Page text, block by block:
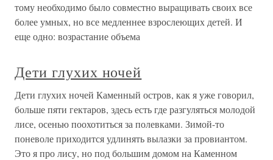
тому необходимо было совместно выращивать своих все
более умных, но все медленнее взрослеющих детей. И
еще одно: возрастание объема
Дети глухих ночей
Дети глухих ночей Каменный остров, как я уже говорил,
больше пяти гектаров, здесь есть где разгуляться молодой
лисе, осенью поохотиться за полевками. Зимой-то
поневоле приходится удлинять вылазки за провиантом.
Это я про лису, но под большим домом на Каменном